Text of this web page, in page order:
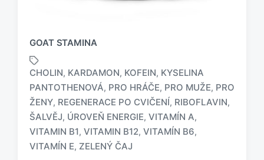
GOAT STAMINA
O
z
n
a
CHOLIN, KARDAMON, KOFEIN, KYSELINA
PANTOTHENOVÁ, PRO HRÁČE, PRO MUŽE, PRO
ŽENY, REGENERACE PO CVIČENÍ, RIBOFLAVIN,
ŠALVĚJ, ÚROVEŇ ENERGIE, VITAMÍN A,
VITAMIN B1, VITAMIN B12, VITAMÍN B6,
VITAMÍN E, ZELENÝ ČAJ